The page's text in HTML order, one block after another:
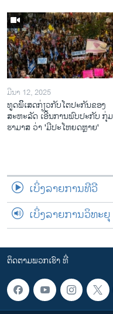
ມີນາ 12, 2025
ທູດພິິເສດກ່ຽວກັບໂຕປະກັນຂອງ
ສະຫະລັດ ເອີ້ນການພົບປະກັບ ກຸ່ມ
ຮາມາສ ວ່າ 'ມີປະໂຫຍດຫຼາຍ'
ເບິ່ງລາຍການທີວີ
ເບິ່ງລາຍການວິທະຍຸ
ຕິດຕາມພວກເຮົາ ທີ່